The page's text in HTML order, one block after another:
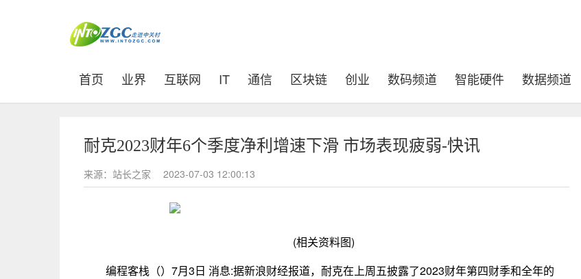
首页 (current)
业界 互联网 IT 通信 区块链 创业 数码频道 智能硬件 数据频道
耐克2023财年6个季度净利增速下滑 市场表现疲弱-快讯
来源：站长之家 2023-07-03 12:00:13
(相关资料图)
编程客栈（）7月3日 消息:据新浪财经报道，耐克在上周五披露了2023财年第四财季和全年的